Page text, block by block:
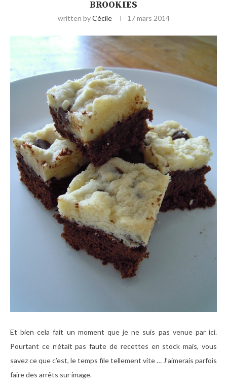
BROOKIES
written byCécile 17 mars 2014
Et bien cela fait un moment que je ne suis pas venue par ici.
Pourtant ce n’était pas faute de recettes en stock mais, vous
savez ce que c’est, le temps file tellement vite … J’aimerais parfois
faire des arrêts sur image.